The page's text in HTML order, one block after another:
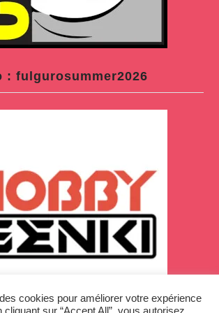
: fulgurosummer2026
cookies pour améliorer votre expérience